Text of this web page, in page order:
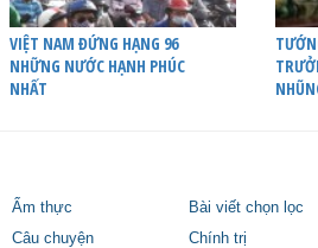
VIỆT NAM ĐỨNG HẠNG 96
NHỮNG NƯỚC HẠNH PHÚC
NHẤT
Ẩm thực Bài viết chọn lọc
Câu chuyện
Chính trị